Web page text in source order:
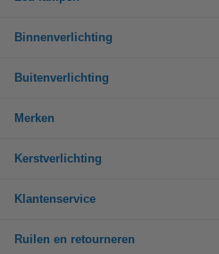
Binnenverlichting
Buitenverlichting
Merken
Kerstverlichting
Klantenservice
Ruilen en retourneren